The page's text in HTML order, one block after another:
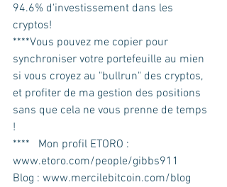
94.6% d'investissement dans les
cryptos!
****Vous pouvez me copier pour
synchroniser votre portefeuille au mien
si vous croyez au "bullrun" des cryptos,
et profiter de ma gestion des positions
sans que cela ne vous prenne de temps
!
****   Mon profil ETORO :
www.etoro.com/people/gibbs911
Blog : www.mercilebitcoin.com/blog